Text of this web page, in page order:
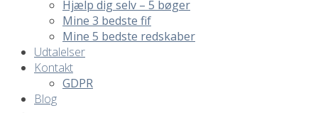
Hjælp dig selv – 5 bøger
Mine 3 bedste fif
Mine 5 bedste redskaber
Udtalelser
Kontakt
GDPR
Blog